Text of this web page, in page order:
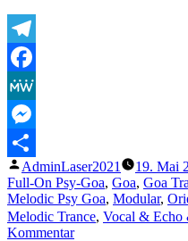
Telegram
Facebook
MeWe
Messenger
Teilen
Veröffentlicht
von
AdminLaser2021 19. Mai
Full-On Psy-Goa, Goa, Goa
Melodic Psy Goa, Modular,
Melodic Trance, Vocal & Echo
Kommentarzu